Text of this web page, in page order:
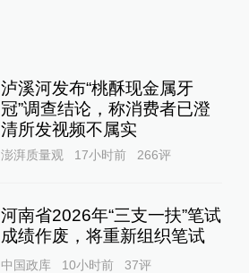
泸溪河发布“桃酥现金属牙
冠”调查结论，称消费者已澄
清所发视频不属实
澎湃质量观 17小时前 266评
河南省2026年“三支一扶”笔试
成绩作废，将重新组织笔试
中国政库 10小时前 37评